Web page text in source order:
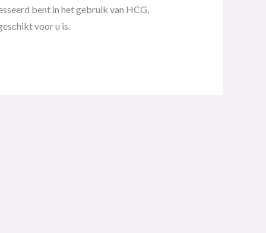
bent in het gebruik van HCG,
voor u is.